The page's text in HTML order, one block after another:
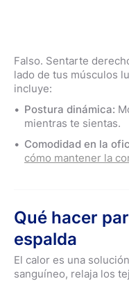
Falso. Sentarte
lado de tus músculos
incluye:
Postura dinámica:
mientras te sientas.
Comodidad en la
cómo mantener la
Qué hacer
espalda
El calor es una
sanguíneo, relaja los